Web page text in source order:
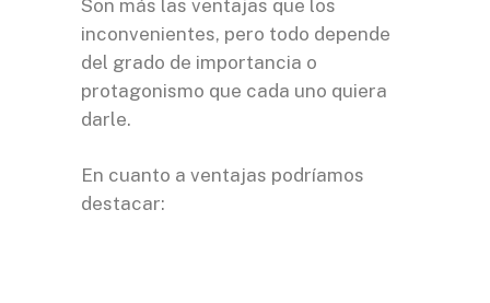
Son más las ventajas que los
inconvenientes, pero todo depende
del grado de importancia o
protagonismo que cada uno quiera
darle.
En cuanto a ventajas podríamos
destacar: